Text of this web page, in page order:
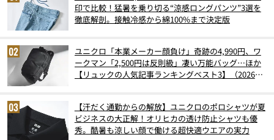
印で比較！猛暑を乗り切る“涼感ロングパンツ”3選を
徹底解剖。接触冷感から綿100%まで決定版
ユニクロ「本業メーカー顔負け」奇跡の4,990円、ワ
ークマン「2,500円は反則級」凄い万能バッグ…ほか
【リュックの人気記事ランキングベスト3】（2026年
【汗だく通勤からの解放】ユニクロのポロシャツが夏
ビジネスの大正解！オリヒカの透け防止シャツも優
秀。酷暑も涼しい顔で働ける超快適ウエアの実力